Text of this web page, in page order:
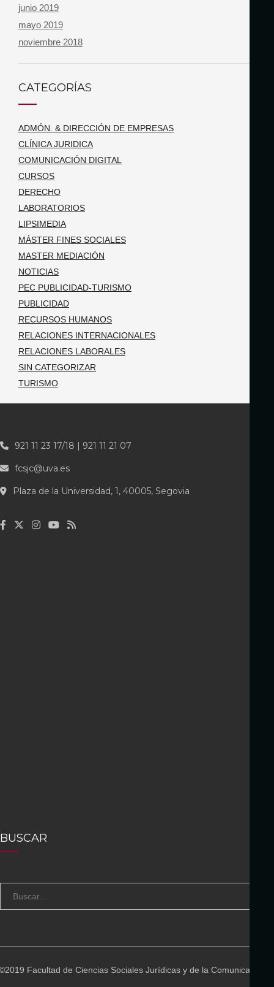
junio 2019
mayo 2019
noviembre 2018
CATEGORÍAS
ADMÓN. & DIRECCIÓN DE EMPRESAS
CLÍNICA JURIDICA
COMUNICACIÓN DIGITAL
CURSOS
DERECHO
LABORATORIOS
LIPSIMEDIA
MÁSTER FINES SOCIALES
MASTER MEDIACIÓN
NOTICIAS
PEC PUBLICIDAD-TURISMO
PUBLICIDAD
RECURSOS HUMANOS
RELACIONES INTERNACIONALES
RELACIONES LABORALES
SIN CATEGORIZAR
TURISMO
921 11 23 17/18 | 921 11 21 07
fcsjc@uva.es
Plaza de la Universidad, 1, 40005, Segovia
BUSCAR
e
h
Facultad de Ciencias Sociales Jurídicas y de la Comunicación